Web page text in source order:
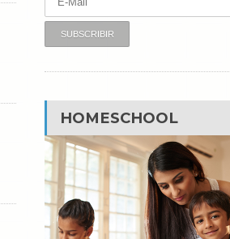
HOMESCHOOL